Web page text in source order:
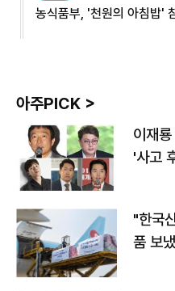
농식품부, '천원의 아침밥'
아주PICK >
이재
'사고
"한국
품 보